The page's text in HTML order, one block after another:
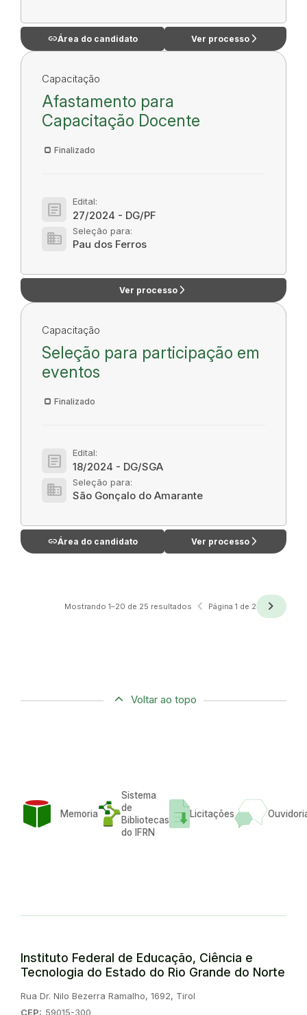
linkÁrea do candidato Ver processo arrow_forward_ios
Capacitação
Afastamento para
Capacitação Docente
Finalizado
article Edital:
27/2024 - DG/PF
domain Seleção para:
Pau dos Ferros
Ver processo arrow_forward_ios
Capacitação
Seleção para participação em
eventos
Finalizado
article Edital:
18/2024 - DG/SGA
domain Seleção para:
São Gonçalo do Amarante
linkÁrea do candidato Ver processo arrow_forward_ios
Mostrando 1–20 de 25 resultados navigate_before
Anterior
Página 1 de 2 navigate_next
Próxima
Voltar ao topo
Memoria
Sistema
de
Bibliotecas
do IFRN
Licitações
Instituto Federal de Educação, Ciência e
Tecnologia do Estado do Rio Grande do Norte
Endereço:
Rua Dr. Nilo Bezerra Ramalho, 1692, Tirol
CEP: 59015-300